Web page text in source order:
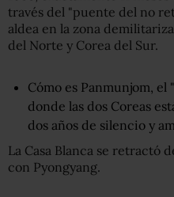
través del "puente del no
aldea en la zona
del Norte y Corea del Sur.
Cómo es Panmunjom,
donde las dos Coreas
dos años de silencio y
La Casa Blanca se retractó
con Pyongyang.